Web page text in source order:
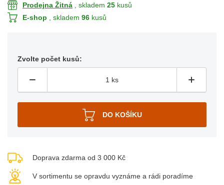
Prodejna Žitná , skladem 25 kusů
E-shop , skladem 96 kusů
Zvolte počet kusů:
Doprava zdarma od 3 000 Kč
V sortimentu se opravdu vyznáme a rádi poradíme